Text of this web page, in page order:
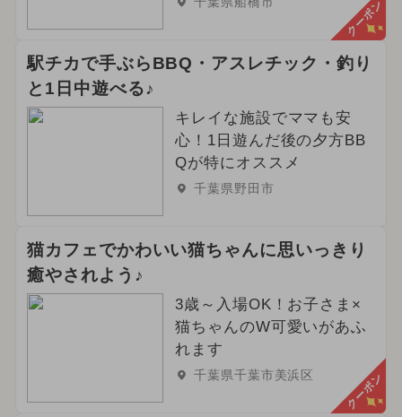
クーポン
駅チカで手ぶらBBQ・アスレチック・釣り
と1日中遊べる♪
キレイな施設でママも安
心！1日遊んだ後の夕方BB
Qが特にオススメ
千葉県野田市
猫カフェでかわいい猫ちゃんに思いっきり
癒やされよう♪
3歳～入場OK！お子さま×
猫ちゃんのW可愛いがあふ
れます
千葉県千葉市美浜区 クーポン